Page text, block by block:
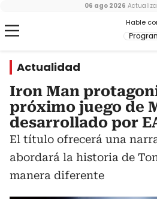
Hable
06 ago 2026
Actualidad
Iron Man
próximo juego de
desarrollado por
El título ofrecerá una
abordará la historia de
manera diferente